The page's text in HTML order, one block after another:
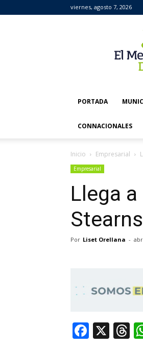
viernes, agosto 7, 2026
Digital
PORTADA
CONNACIONALES
Inicio Empresarial
Empresarial
Llega
Por Liset Orellana -
X